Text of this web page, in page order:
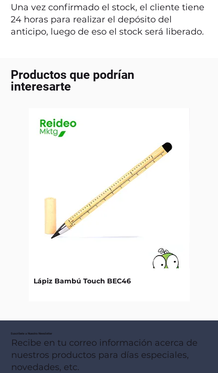
Una vez confirmado el stock, el cliente tiene
24 horas para realizar el depósito del
anticipo, luego de eso el stock será liberado.
Productos que podrían
interesarte
Lápiz Bambú Touch BEC46
Suscribete a Nuestro Newsletter
Recibe en tu correo información acerca de
nuestros productos para días especiales,
novedades, etc.